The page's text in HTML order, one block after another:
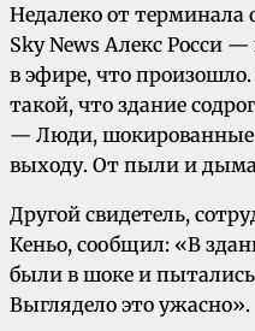
Недалеко от терминала
Sky News Алекс Росси
в эфире, что
такой, что здание
— Люди, шокированные
выходу. От пыли и
Другой свидетель,
Кеньо, сообщил: «В
были в шоке и
Выглядело это ужасно».